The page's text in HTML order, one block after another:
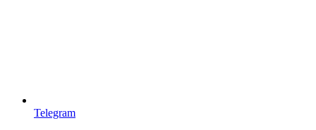
Telegram